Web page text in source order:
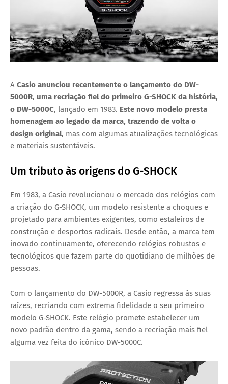
A Casio anunciou recentemente o lançamento do DW-
5000R, uma recriação fiel do primeiro G-SHOCK da história,
o DW-5000C, lançado em 1983. Este novo modelo presta
homenagem ao legado da marca, trazendo de volta o
design original, mas com algumas atualizações tecnológicas
e materiais sustentáveis.
Um tributo às origens do G-SHOCK
Em 1983, a Casio revolucionou o mercado dos relógios com
a criação do G-SHOCK, um modelo resistente a choques e
projetado para ambientes exigentes, como estaleiros de
construção e desportos radicais. Desde então, a marca tem
inovado continuamente, oferecendo relógios robustos e
tecnológicos que fazem parte do quotidiano de milhões de
pessoas.
Com o lançamento do DW-5000R, a Casio regressa às suas
raízes, recriando com extrema fidelidade o seu primeiro
modelo G-SHOCK. Este relógio promete estabelecer um
novo padrão dentro da gama, sendo a recriação mais fiel
alguma vez feita do icónico DW-5000C.